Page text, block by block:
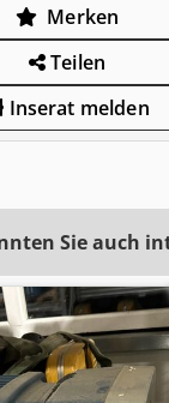
Merken
Teilen
Inserat melden
Sie auch